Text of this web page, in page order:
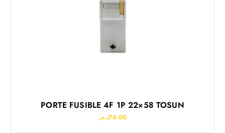
PORTE FUSIBLE 4F 1P 22×58 TOSUN
70.00د.م.